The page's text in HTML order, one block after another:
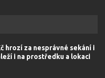
hrozí za nesprávné sekání i
i na prostředku a lokaci